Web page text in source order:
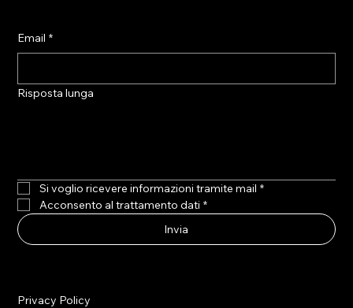
Email *
Risposta lunga
Si voglio ricevere informazioni tramite mail *
Acconsento al trattamento dati *
Invia
Privacy Policy